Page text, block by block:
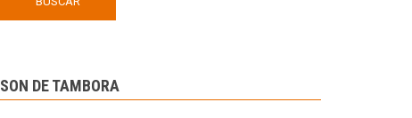
SON DE TAMBORA